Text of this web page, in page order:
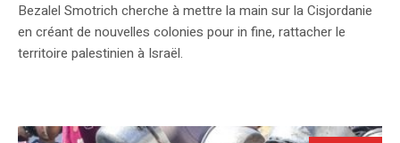
Bezalel Smotrich cherche à mettre la main sur la Cisjordanie
en créant de nouvelles colonies pour in fine, rattacher le
territoire palestinien à Israël.